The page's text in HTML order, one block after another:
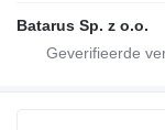
Batarus Sp. z o.o.